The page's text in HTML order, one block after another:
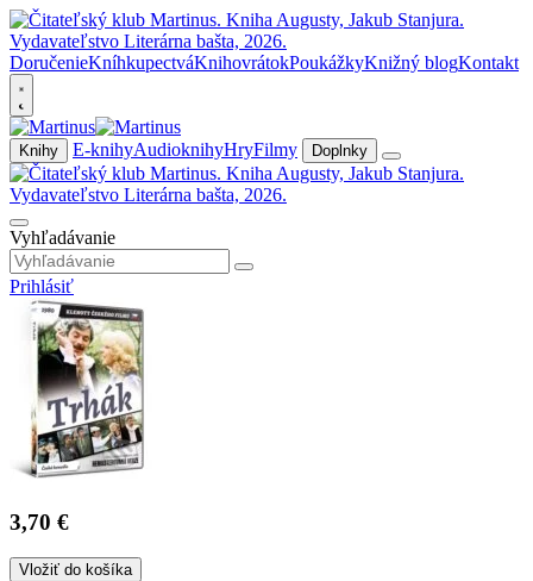
DoručenieKníhkupectváKnihovrátokPoukážkyKnižný blogKontakt
Knihy E-knihyAudioknihyHryFilmy Doplnky
Vyhľadávanie
Prihlásiť
3,70 €
Vložiť do košíka